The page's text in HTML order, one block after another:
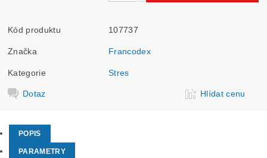
Kód produktu 107737
Značka Francodex
Kategorie Stres
Dotaz Hlídat cenu
POPIS
PARAMETRY